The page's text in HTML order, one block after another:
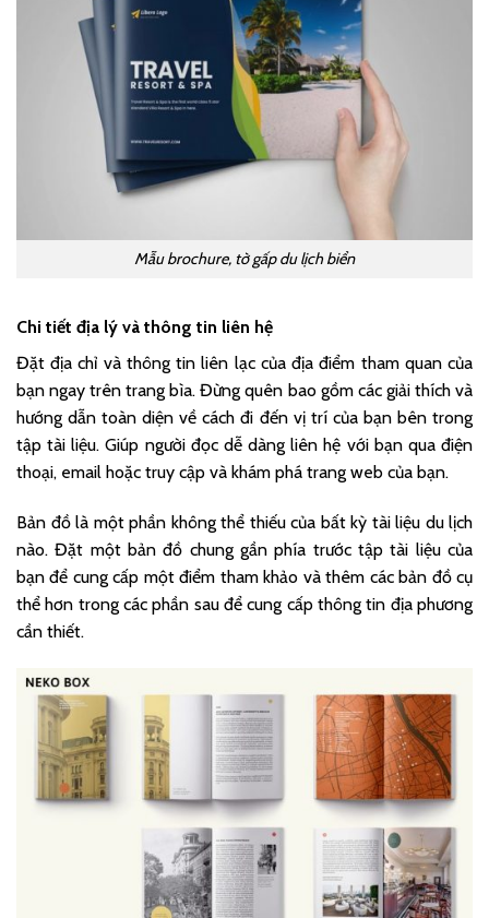
Mẫu brochure, tờ gấp du lịch biển
Chi tiết địa lý và thông tin liên hệ
Đặt địa chỉ và thông tin liên lạc của địa điểm tham quan của
bạn ngay trên trang bìa. Đừng quên bao gồm các giải thích và
hướng dẫn toàn diện về cách đi đến vị trí của bạn bên trong
tập tài liệu. Giúp người đọc dễ dàng liên hệ với bạn qua điện
thoại, email hoặc truy cập và khám phá trang web của bạn.
Bản đồ là một phần không thể thiếu của bất kỳ tài liệu du lịch
nào. Đặt một bản đồ chung gần phía trước tập tài liệu của
bạn để cung cấp một điểm tham khảo và thêm các bản đồ cụ
thể hơn trong các phần sau để cung cấp thông tin địa phương
cần thiết.